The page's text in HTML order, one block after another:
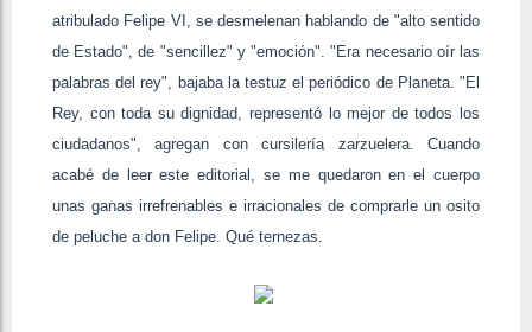
atribulado Felipe VI, se desmelenan hablando de "alto sentido
de Estado", de "sencillez" y "emoción". "Era necesario oír las
palabras del rey", bajaba la testuz el periódico de Planeta. "El
Rey, con toda su dignidad, representó lo mejor de todos los
ciudadanos", agregan con cursilería zarzuelera. Cuando
acabé de leer este editorial, se me quedaron en el cuerpo
unas ganas irrefrenables e irracionales de comprarle un osito
de peluche a don Felipe. Qué ternezas.